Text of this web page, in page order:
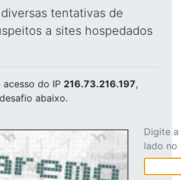
tentativas de
a sites hospedados
acesso do IP 216.73.216.197,
abaixo.
Digite
lado no